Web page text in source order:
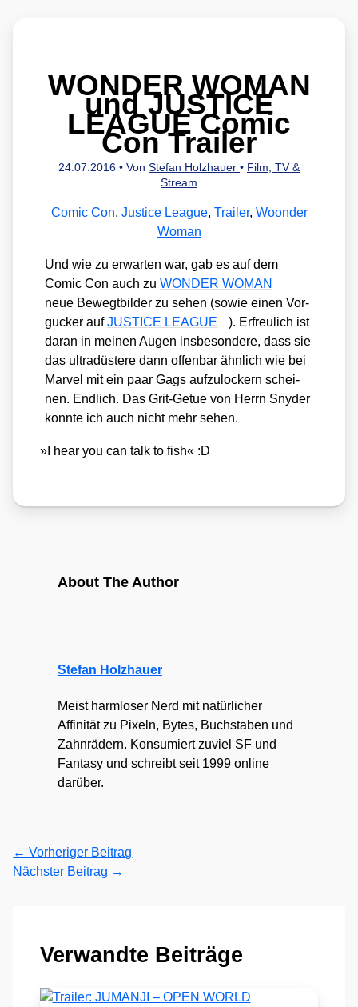
WONDER WOMAN
und JUSTICE
LEAGUE Comic
Con Trailer
24.07.2016 • Von Stefan Holzhauer • Film, TV &
Stream
Comic Con, Justice League, Trailer, Woonder
Woman
Und wie zu erwar­ten war, gab es auf dem
Comic Con auch zuWONDER WOMAN
neue Bewegt­bil­der zu sehen (sowie einen Vor­
gu­cker aufJUSTICE LEAGUE
). Erfreu­lich ist
dar­an in mei­nen Augen ins­be­son­de­re, dass sie
das ultra­düs­te­re dann offen­bar ähn­lich wie bei
Mar­vel mit ein paar Gags auf­zu­lo­ckern schei­
nen. End­lich. Das Grit-Getue von Herrn Sny­der
konn­te ich auch nicht mehr sehen.
» I hear you can talk to fish« :D
About The Author
Stefan Holzhauer
Meist harmloser Nerd mit natürlicher
Affinität zu Pixeln, Bytes, Buchstaben und
Zahnrädern. Konsumiert zuviel SF und
Fantasy und schreibt seit 1999 online
darüber.
← Vorheriger Beitrag
Nächster Beitrag →
Verwandte Beiträge